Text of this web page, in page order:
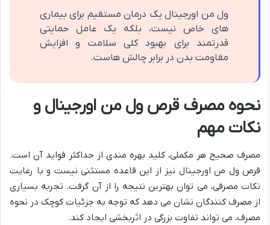
ول من اورجینال یک درمان مستقیم برای بیماری
های خاص نیست، بلکه یک عامل حمایتی
قدرتمند برای بهبود کلی سلامت و افزایش
مقاومت بدن در برابر چالش هاست.
نحوه مصرف قرص ول من اورجینال و
نکات مهم
مصرف صحیح هر مکملی، کلید بهره مندی از حداکثر فواید آن است.
قرص ول من اورجینال نیز از این قاعده مستثنی نیست و با رعایت
نکات مصرفی، می توان بهترین نتیجه را از آن گرفت. تجربه بسیاری
از مصرف کنندگان نشان می دهد که توجه به جزئیات کوچک در نحوه
مصرف، می تواند تفاوت بزرگی در اثربخشی ایجاد کند.